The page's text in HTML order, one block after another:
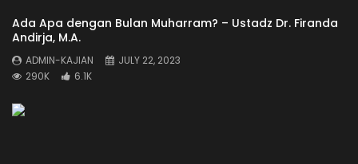
Ada Apa dengan Bulan Muharram? – Ustadz Dr. Firanda
Andirja, M.A.
ADMIN-KAJIAN
JULY 22, 2023
290K
6.1K